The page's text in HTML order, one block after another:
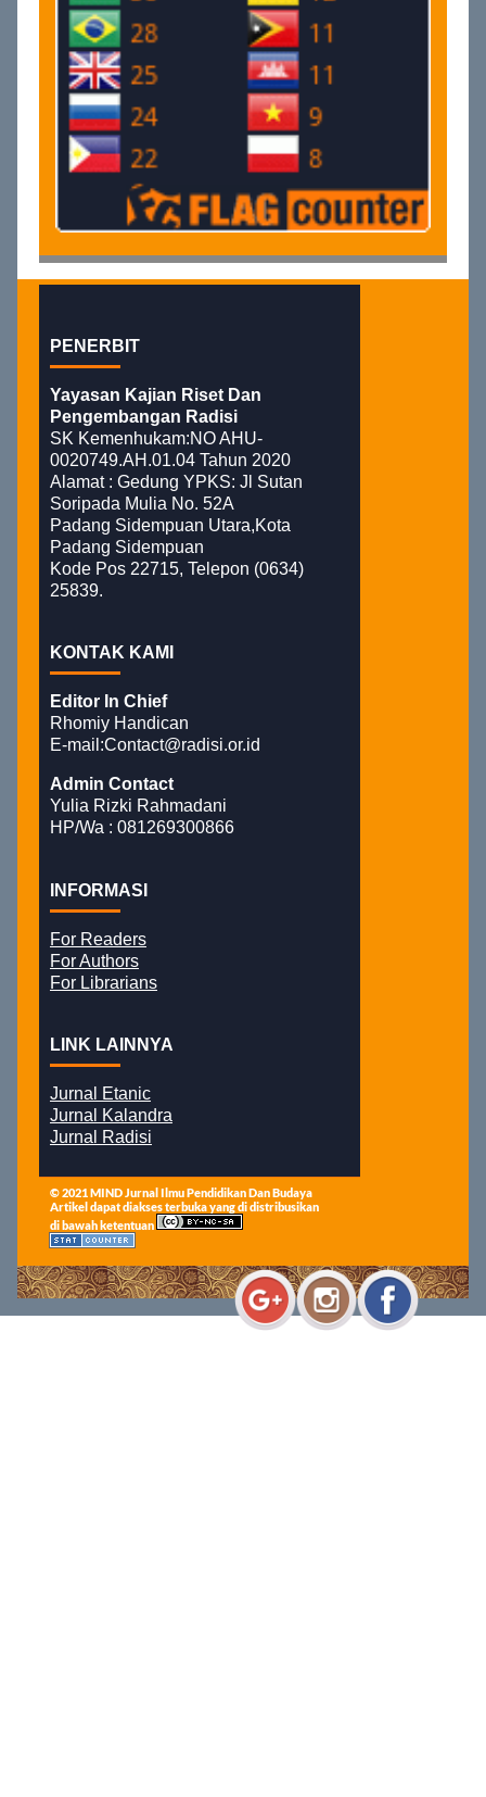
PENERBIT
Yayasan Kajian Riset Dan
Pengembangan Radisi
SK Kemenhukam:NO AHU-
0020749.AH.01.04 Tahun 2020
Alamat : Gedung YPKS: Jl Sutan
Soripada Mulia No. 52A
Padang Sidempuan Utara,Kota
Padang Sidempuan
Kode Pos 22715, Telepon (0634)
25839.
KONTAK KAMI
Editor In Chief
Rhomiy Handican
E-mail:Contact@radisi.or.id
Admin Contact
Yulia Rizki Rahmadani
HP/Wa : 081269300866
INFORMASI
For Readers
For Authors
For Librarians
LINK LAINNYA
Jurnal Etanic
Jurnal Kalandra
Jurnal Radisi
© 2021 MIND Jurnal Ilmu Pendidikan Dan Budaya
Artikel dapat diakses terbuka yang di distribusikan
di bawah ketentuan